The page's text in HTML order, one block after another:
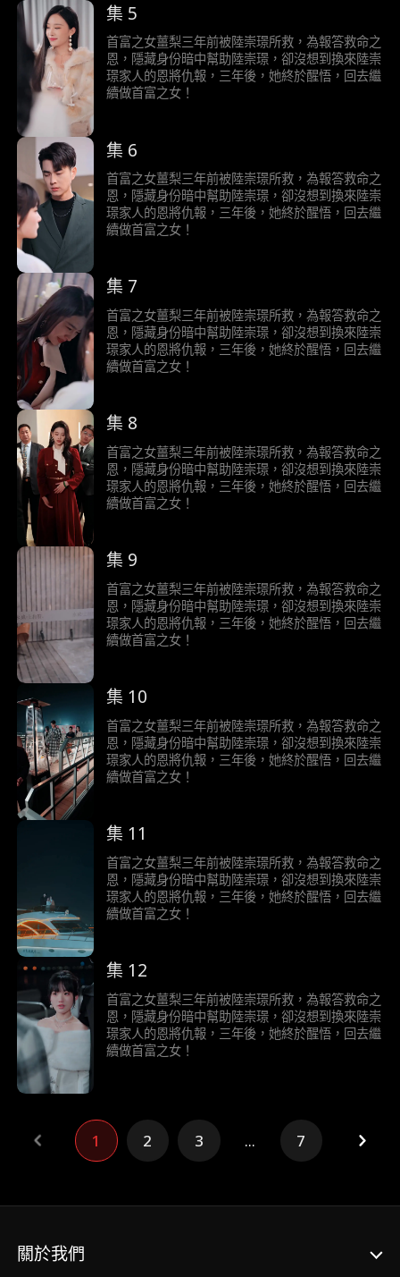
集 5
首富之女薑梨三年前被陸崇璟所救，為報答救命之
恩，隱藏身份暗中幫助陸崇璟，卻沒想到換來陸崇
璟家人的恩將仇報，三年後，她終於醒悟，回去繼
續做首富之女！
集 6
首富之女薑梨三年前被陸崇璟所救，為報答救命之
恩，隱藏身份暗中幫助陸崇璟，卻沒想到換來陸崇
璟家人的恩將仇報，三年後，她終於醒悟，回去繼
續做首富之女！
集 7
首富之女薑梨三年前被陸崇璟所救，為報答救命之
恩，隱藏身份暗中幫助陸崇璟，卻沒想到換來陸崇
璟家人的恩將仇報，三年後，她終於醒悟，回去繼
續做首富之女！
集 8
首富之女薑梨三年前被陸崇璟所救，為報答救命之
恩，隱藏身份暗中幫助陸崇璟，卻沒想到換來陸崇
璟家人的恩將仇報，三年後，她終於醒悟，回去繼
續做首富之女！
集 9
首富之女薑梨三年前被陸崇璟所救，為報答救命之
恩，隱藏身份暗中幫助陸崇璟，卻沒想到換來陸崇
璟家人的恩將仇報，三年後，她終於醒悟，回去繼
續做首富之女！
集 10
首富之女薑梨三年前被陸崇璟所救，為報答救命之
恩，隱藏身份暗中幫助陸崇璟，卻沒想到換來陸崇
璟家人的恩將仇報，三年後，她終於醒悟，回去繼
續做首富之女！
集 11
首富之女薑梨三年前被陸崇璟所救，為報答救命之
恩，隱藏身份暗中幫助陸崇璟，卻沒想到換來陸崇
璟家人的恩將仇報，三年後，她終於醒悟，回去繼
續做首富之女！
集 12
首富之女薑梨三年前被陸崇璟所救，為報答救命之
恩，隱藏身份暗中幫助陸崇璟，卻沒想到換來陸崇
璟家人的恩將仇報，三年後，她終於醒悟，回去繼
續做首富之女！
1 2 3 ... 7
關於我們